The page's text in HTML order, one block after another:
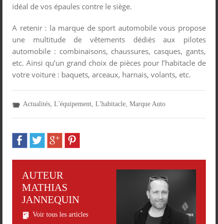
idéal de vos épaules contre le siège.
A retenir : la marque de sport automobile vous propose
une multitude de vêtements dédiés aux pilotes
automobile : combinaisons, chaussures, casques, gants,
etc. Ainsi qu’un grand choix de pièces pour l’habitacle de
votre voiture : baquets, arceaux, harnais, volants, etc.
Actualités, L'équipement, L'habitacle, Marque Auto
AUTEUR
MATHIAS
JANNEQUIN
Voir tous les articles